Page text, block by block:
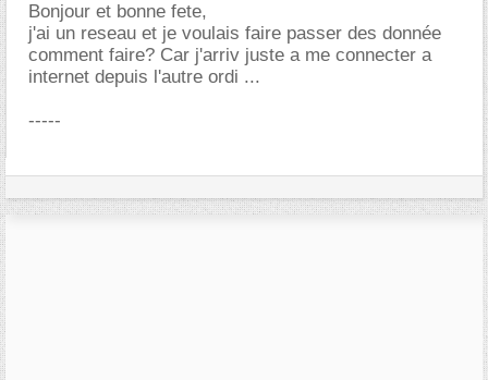
Bonjour et bonne fete,
j'ai un reseau et je voulais faire passer des donnée
comment faire? Car j'arriv juste a me connecter a
internet depuis l'autre ordi ...
-----